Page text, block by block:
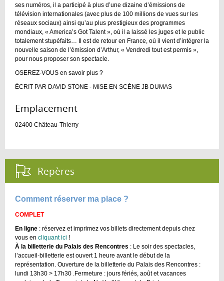
ses numéros, il a participé à plus d’une dizaine d’émissions de
télévision internationales (avec plus de 100 millions de vues sur les
réseaux sociaux) ainsi qu’au plus prestigieux des programmes
mondiaux, « America’s Got Talent », où il a laissé les juges et le public
totalement stupéfaits… Il est de retour en France, où il vient d’intégrer la
nouvelle saison de l’émission d’Arthur, « Vendredi tout est permis »,
pour nous proposer son spectacle.
OSEREZ-VOUS en savoir plus ?
ÉCRIT PAR DAVID STONE - MISE EN SCÈNE JB DUMAS
Emplacement :
02400 Château-Thierry
Repères :
Comment réserver ma place ?
COMPLET
En ligne : réservez et imprimez vos billets directement depuis chez
vous en cliquant ici !
À la billetterie du Palais des Rencontres : Le soir des spectacles,
l’accueil-billetterie est ouvert 1 heure avant le début de la
représentation. Ouverture de la billetterie du Palais des Rencontres :
lundi 13h30 > 17h30 .Fermeture : jours fériés, août et vacances